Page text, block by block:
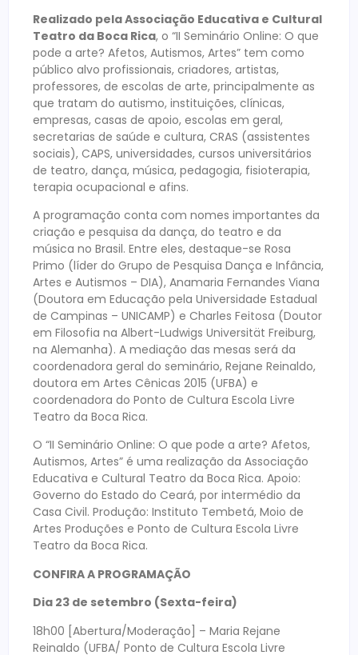
Realizado pela Associação Educativa e Cultural
Teatro da Boca Rica, o “II Seminário Online: O que
pode a arte? Afetos, Autismos, Artes” tem como
público alvo profissionais, criadores, artistas,
professores, de escolas de arte, principalmente as
que tratam do autismo, instituições, clínicas,
empresas, casas de apoio, escolas em geral,
secretarias de saúde e cultura, CRAS (assistentes
sociais), CAPS, universidades, cursos universitários
de teatro, dança, música, pedagogia, fisioterapia,
terapia ocupacional e afins.
A programação conta com nomes importantes da
criação e pesquisa da dança, do teatro e da
música no Brasil. Entre eles, destaque-se Rosa
Primo (líder do Grupo de Pesquisa Dança e Infância,
Artes e Autismos – DIA), Anamaria Fernandes Viana
(Doutora em Educação pela Universidade Estadual
de Campinas – UNICAMP) e Charles Feitosa (Doutor
em Filosofia na Albert-Ludwigs Universität Freiburg,
na Alemanha). A mediação das mesas será da
coordenadora geral do seminário, Rejane Reinaldo,
doutora em Artes Cênicas 2015 (UFBA) e
coordenadora do Ponto de Cultura Escola Livre
Teatro da Boca Rica.
O “II Seminário Online: O que pode a arte? Afetos,
Autismos, Artes” é uma realização da Associação
Educativa e Cultural Teatro da Boca Rica. Apoio:
Governo do Estado do Ceará, por intermédio da
Casa Civil. Produção: Instituto Tembetá, Moio de
Artes Produções e Ponto de Cultura Escola Livre
Teatro da Boca Rica.
CONFIRA A PROGRAMAÇÃO
Dia 23 de setembro (Sexta-feira)
18h00 [Abertura/Moderação] – Maria Rejane
Reinaldo (UFBA/ Ponto de Cultura Escola Livre